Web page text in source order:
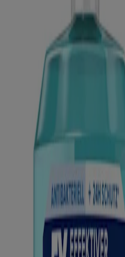
Diese bilden die
und unsere Verdauung
sich jedoch auch
nicht entfernt werden und viele
Nahrungsquelle vorfinden,
(z.B. Streptokokken oder
auf der Zahnoberfläche zu
dort an, bilden sie
Mit der Zeit lagern sich
ein und verhärten.
aus
zuvor weichen Plaque wird
professionell entfernt
und Folgen von
und auf den rauen
ideale
und Zahnerkrankungen